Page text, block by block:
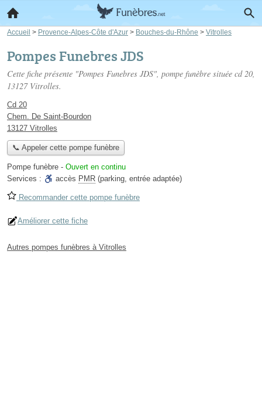
Accueil > Provence-Alpes-Côte d'Azur > Bouches-du-Rhône > Vitrolles
Pompes Funebres JDS
Cette fiche présente "Pompes Funebres JDS", pompe funèbre située cd 20,
13127 Vitrolles.
Cd 20
Chem. De Saint-Bourdon
13127 Vitrolles
📞 Appeler cette pompe funèbre
Pompe funèbre - Ouvert en continu
Services :
accès PMR (parking, entrée adaptée)
Recommander cette pompe funèbre
Améliorer cette fiche
Autres pompes funèbres à Vitrolles